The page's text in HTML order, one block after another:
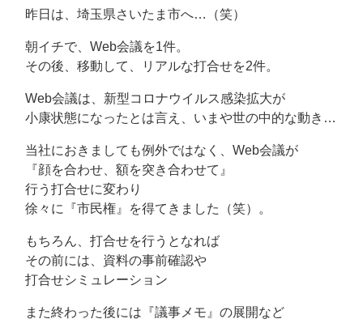
昨日は、埼玉県さいたま市へ…（笑）
朝イチで、Web会議を1件。
その後、移動して、リアルな打合せを2件。
Web会議は、新型コロナウイルス感染拡大が
小康状態になったとは言え、いまや世の中的な動き…
当社におきましても例外ではなく、Web会議が
『顔を合わせ、額を突き合わせて』
行う打合せに変わり
徐々に『市民権』を得てきました（笑）。
もちろん、打合せを行うとなれば
その前には、資料の事前確認や
打合せシミュレーション
また終わった後には『議事メモ』の展開など